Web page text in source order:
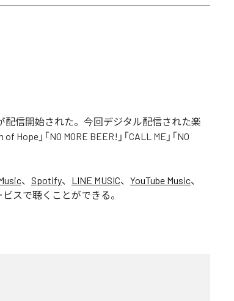
配信開始された。今回デジタル配信された楽
Hope」「NO MORE BEER!」「CALL ME」「NO
、 Spotify、 LINE MUSIC、 YouTube Music、
スで聴くことができる。